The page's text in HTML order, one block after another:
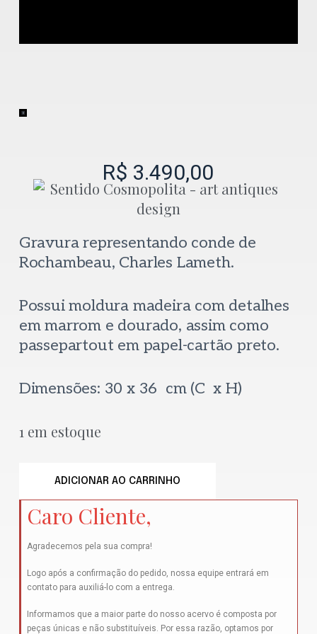
R$ 3.490,00
Gravura representando conde de
Rochambeau, Charles Lameth.
Possui moldura madeira com detalhes
em marrom e dourado, assim como
passepartout em papel-cartão preto.
Dimensões: 30 x 36 cm (C x H)
1 em estoque
ADICIONAR AO CARRINHO
Caro Cliente,
Agradecemos pela sua compra!
Logo após a confirmação do pedido, nossa equipe entrará em
contato para auxiliá-lo com a entrega.
Informamos que a maior parte do nosso acervo é composta por
peças únicas e não substituíveis. Por essa razão, optamos por